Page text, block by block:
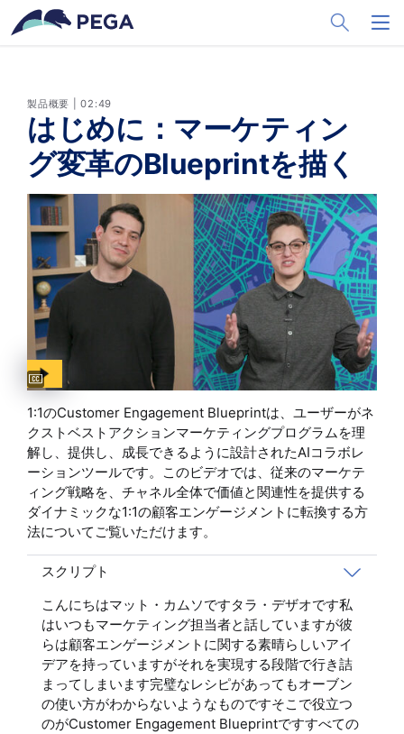
メインコンテンツに飛ぶ
Toggle
製品概要 | 02:49
はじめに：マーケティン
グ変革のBlueprintを描く
Captions available
1:1のCustomer Engagement Blueprintは、ユーザーがネ
クストベストアクションマーケティングプログラムを理
解し、提供し、成長できるように設計されたAIコラボレ
ーションツールです。このビデオでは、従来のマーケテ
ィング戦略を、チャネル全体で価値と関連性を提供する
ダイナミックな1:1の顧客エンゲージメントに転換する方
法についてご覧いただけます。
スクリプト
こんにちはマット・カムソですタラ・デザオです私
はいつもマーケティング担当者と話していますが彼
らは顧客エンゲージメントに関する素晴らしいアイ
デアを持っていますがそれを実現する段階で行き詰
まってしまいます完璧なレシピがあってもオーブン
の使い方がわからないようなものですそこで役立つ
のがCustomer Engagement Blueprintですすべての